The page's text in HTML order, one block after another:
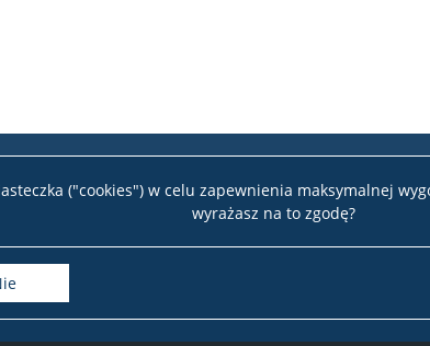
("cookies") w celu zapewnienia maksymalnej
wyrażasz na to zgodę?
Nie